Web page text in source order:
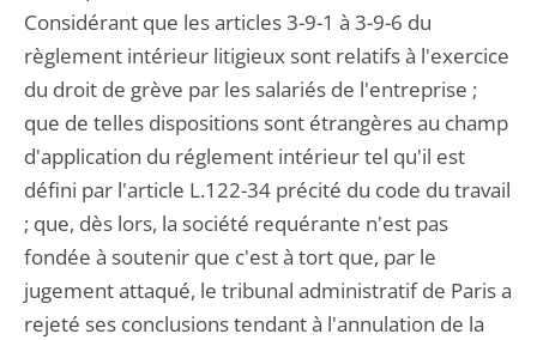
Considérant que les articles 3-9-1 à 3-9-6 du
règlement intérieur litigieux sont relatifs à l'exercice
du droit de grève par les salariés de l'entreprise ;
que de telles dispositions sont étrangères au champ
d'application du réglement intérieur tel qu'il est
défini par l'article L.122-34 précité du code du travail
; que, dès lors, la société requérante n'est pas
fondée à soutenir que c'est à tort que, par le
jugement attaqué, le tribunal administratif de Paris a
rejeté ses conclusions tendant à l'annulation de la